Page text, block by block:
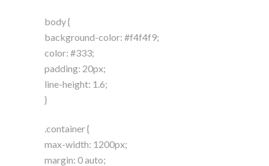
body {
background-color: #f4f4f9;
color: #333;
padding: 20px;
line-height: 1.6;
}
.container {
max-width: 1200px;
margin: 0 auto;